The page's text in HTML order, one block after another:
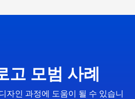
고 모범 사례
자인 과정에 도움이 될 수 있습니